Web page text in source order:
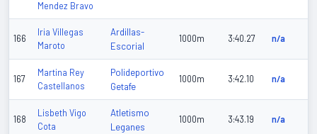
Mendez Bravo
166
Iria Villegas
Maroto
Ardillas-
Escorial
1000m 3:40.27 n/a
167
Martina Rey
Castellanos
Polideportivo
Getafe
1000m 3:42.10 n/a
168
Lisbeth Vigo
Cota
Atletismo
Leganes
1000m 3:43.19 n/a